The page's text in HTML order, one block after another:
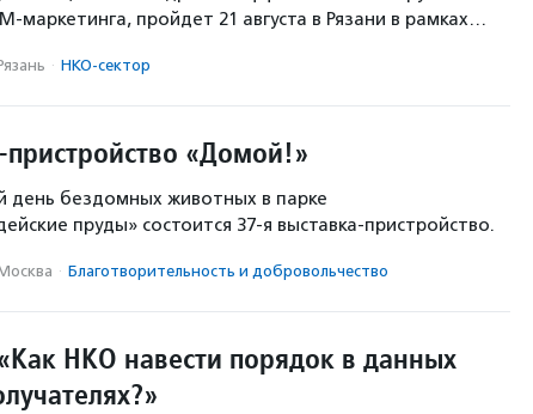
маркетинга, пройдет 21 августа в Рязани в рамках…
· НКО-сектор
пристройство «Домой!»
день бездомных животных в парке
пруды» состоится 37-я выставка-пристройство.
· Благотвори­тель­ность и доброволь­чест­во
НКО навести порядок в данных